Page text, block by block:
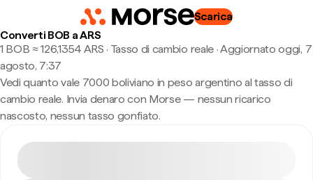
Scarica
Converti BOB a ARS
1 BOB ≈ 126,1354 ARS · Tasso di cambio reale·Aggiornato oggi, 7
agosto, 7:37
Vedi quanto vale 7000 boliviano in peso argentino al tasso di
cambio reale. Invia denaro con Morse — nessun ricarico
nascosto, nessun tasso gonfiato.